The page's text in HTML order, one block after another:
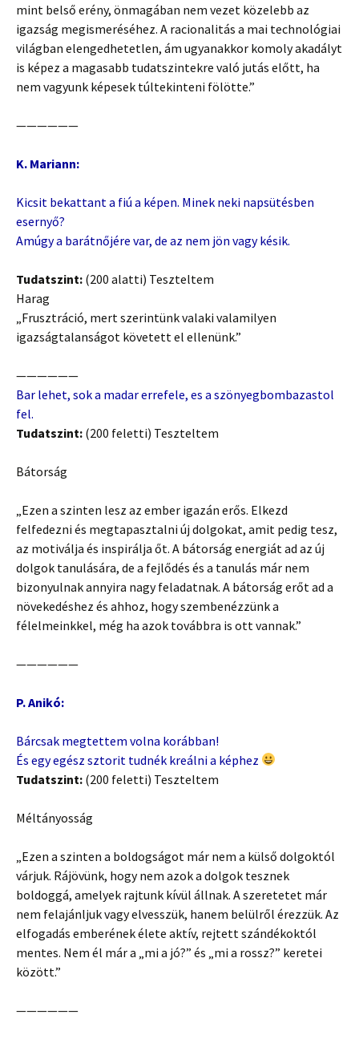
mint belső erény, önmagában nem vezet közelebb az
igazság megismeréséhez. A racionalitás a mai technológiai
világban elengedhetetlen, ám ugyanakkor komoly akadályt
is képez a magasabb tudatszintekre való jutás előtt, ha
nem vagyunk képesek túltekinteni fölötte.”
——————
K. Mariann:
Kicsit bekattant a fiú a képen. Minek neki napsütésben
esernyő?
Amúgy a barátnőjére var, de az nem jön vagy késik.
Tudatszint: (200 alatti) Teszteltem
Harag
„Frusztráció, mert szerintünk valaki valamilyen
igazságtalanságot követett el ellenünk.”
——————
Bar lehet, sok a madar errefele, es a szönyegbombazastol
fel.
Tudatszint: (200 feletti) Teszteltem
Bátorság
„Ezen a szinten lesz az ember igazán erős. Elkezd
felfedezni és megtapasztalni új dolgokat, amit pedig tesz,
az motiválja és inspirálja őt. A bátorság energiát ad az új
dolgok tanulására, de a fejlődés és a tanulás már nem
bizonyulnak annyira nagy feladatnak. A bátorság erőt ad a
növekedéshez és ahhoz, hogy szembenézzünk a
félelmeinkkel, még ha azok továbbra is ott vannak.”
——————
P. Anikó:
Bárcsak megtettem volna korábban!
És egy egész sztorit tudnék kreálni a képhez
Tudatszint: (200 feletti) Teszteltem
Méltányosság
„Ezen a szinten a boldogságot már nem a külső dolgoktól
várjuk. Rájövünk, hogy nem azok a dolgok tesznek
boldoggá, amelyek rajtunk kívül állnak. A szeretetet már
nem felajánljuk vagy elvesszük, hanem belülről érezzük. Az
elfogadás emberének élete aktív, rejtett szándékoktól
mentes. Nem él már a „mi a jó?” és „mi a rossz?” keretei
között.”
——————